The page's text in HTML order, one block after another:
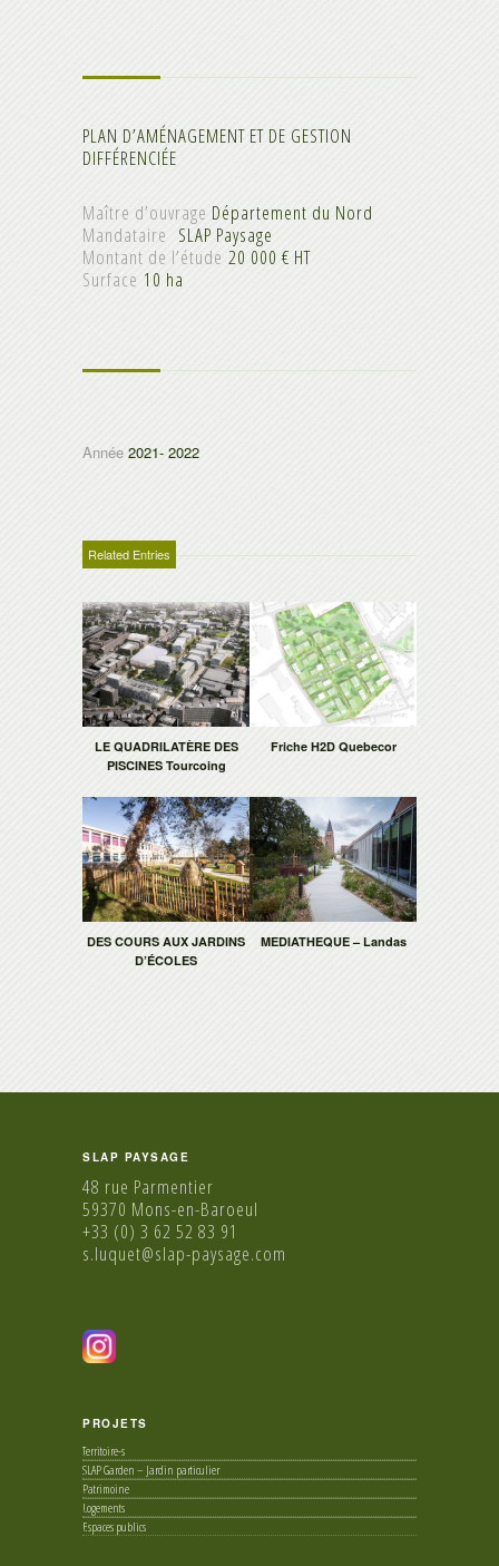
PLAN D’AMÉNAGEMENT ET DE GESTION
DIFFÉRENCIÉE
Maître d’ouvrage Département du Nord
Mandataire SLAP Paysage
Montant de l’étude 20 000 € HT
Surface 10 ha
Année 2021- 2022
Related Entries
LE QUADRILATÈRE DES
PISCINES Tourcoing
Friche H2D Quebecor
DES COURS AUX JARDINS
D’ÉCOLES
MEDIATHEQUE – Landas
SLAP PAYSAGE
48 rue Parmentier
59370 Mons-en-Baroeul
+33 (0) 3 62 52 83 91
s.luquet@slap-paysage.com
PROJETS
Territoire-s
SLAP Garden – Jardin particulier
Patrimoine
Logements
Espaces publics